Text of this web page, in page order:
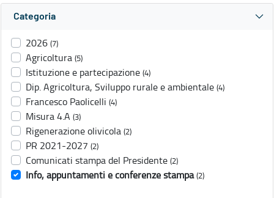
Categoria
2026 (7)
Agricoltura (5)
Istituzione e partecipazione (4)
Dip. Agricoltura, Sviluppo rurale e ambientale (4)
Francesco Paolicelli (4)
Misura 4.A (3)
Rigenerazione olivicola (2)
PR 2021-2027 (2)
Comunicati stampa del Presidente (2)
Info, appuntamenti e conferenze stampa (2)